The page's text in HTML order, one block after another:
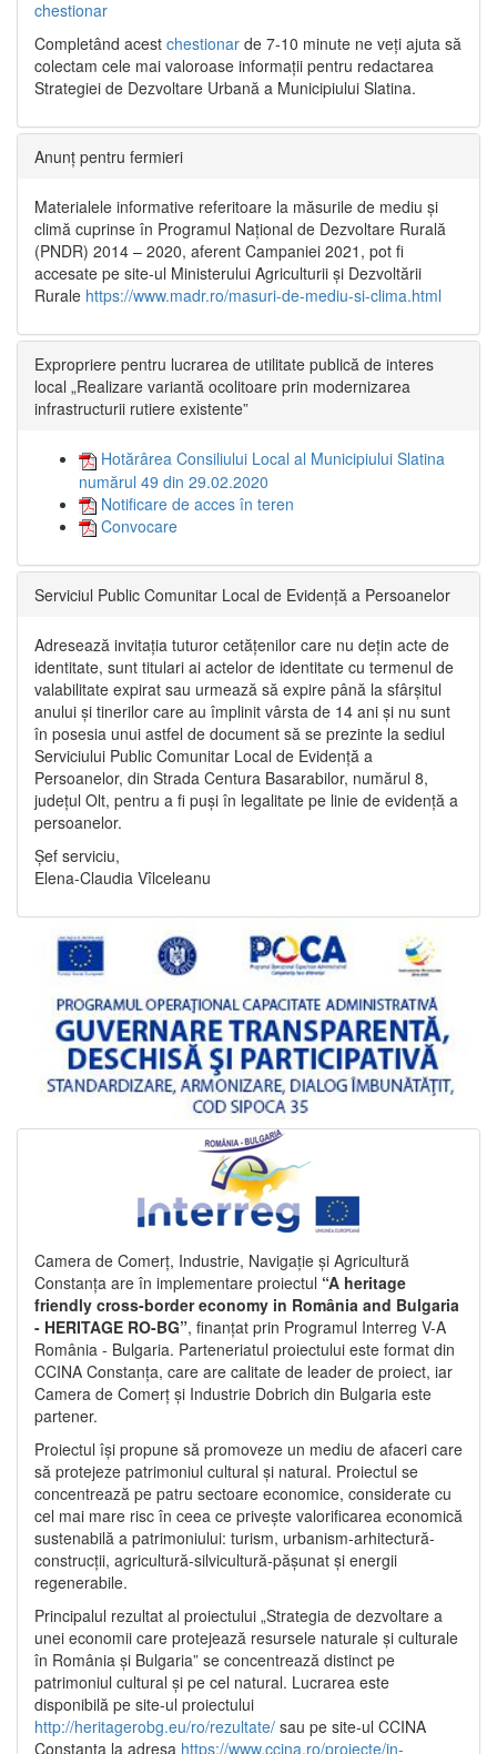
chestionar
Completând acest chestionar de 7-10 minute ne veți ajuta să
colectam cele mai valoroase informații pentru redactarea
Strategiei de Dezvoltare Urbană a Municipiului Slatina.
Anunț pentru fermieri
Materialele informative referitoare la măsurile de mediu și
climă cuprinse în Programul Național de Dezvoltare Rurală
(PNDR) 2014 – 2020, aferent Campaniei 2021, pot fi
accesate pe site-ul Ministerului Agriculturii și Dezvoltării
Rurale https://www.madr.ro/masuri-de-mediu-si-clima.html
Expropriere pentru lucrarea de utilitate publică de interes
local „Realizare variantă ocolitoare prin modernizarea
infrastructurii rutiere existente”
Hotărârea Consiliului Local al Municipiului Slatina
numărul 49 din 29.02.2020
Notificare de acces în teren
Convocare
Serviciul Public Comunitar Local de Evidență a Persoanelor
Adresează invitația tuturor cetățenilor care nu dețin acte de
identitate, sunt titulari ai actelor de identitate cu termenul de
valabilitate expirat sau urmează să expire până la sfârșitul
anului și tinerilor care au împlinit vârsta de 14 ani și nu sunt
în posesia unui astfel de document să se prezinte la sediul
Serviciului Public Comunitar Local de Evidență a
Persoanelor, din Strada Centura Basarabilor, numărul 8,
județul Olt, pentru a fi puși în legalitate pe linie de evidență a
persoanelor.
Șef serviciu,
Elena-Claudia Vîlceleanu
Camera de Comerț, Industrie, Navigație și Agricultură
Constanța are în implementare proiectul “A heritage
friendly cross-border economy in România and Bulgaria
- HERITAGE RO-BG”, finanțat prin Programul Interreg V-A
România - Bulgaria. Parteneriatul proiectului este format din
CCINA Constanța, care are calitate de leader de proiect, iar
Camera de Comerț și Industrie Dobrich din Bulgaria este
partener.
Proiectul își propune să promoveze un mediu de afaceri care
să protejeze patrimoniul cultural și natural. Proiectul se
concentrează pe patru sectoare economice, considerate cu
cel mai mare risc în ceea ce privește valorificarea economică
sustenabilă a patrimoniului: turism, urbanism-arhitectură-
construcții, agricultură-silvicultură-pășunat și energii
regenerabile.
Principalul rezultat al proiectului „Strategia de dezvoltare a
unei economii care protejează resursele naturale și culturale
în România și Bulgaria” se concentrează distinct pe
patrimoniul cultural și pe cel natural. Lucrarea este
disponibilă pe site-ul proiectului
http://heritagerobg.eu/ro/rezultate/ sau pe site-ul CCINA
Constanța la adresa https://www.ccina.ro/proiecte/in-